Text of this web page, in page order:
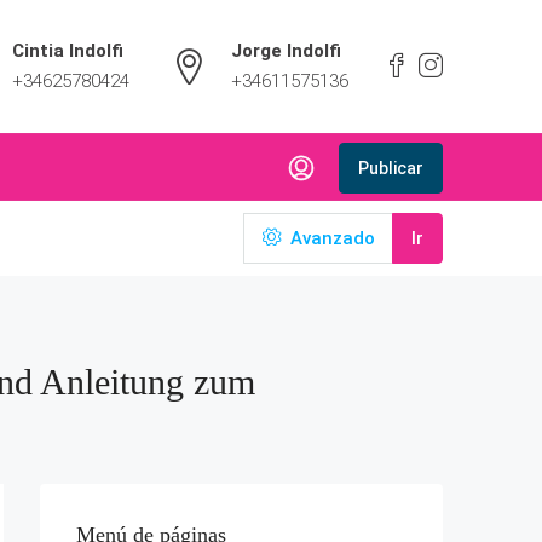
Cintia Indolfi
+34625780424
Jorge Indolfi
+34611575136
Publicar
Avanzado Ir
Anleitung zum
Menú de páginas